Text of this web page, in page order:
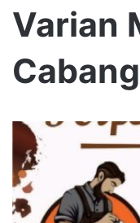
Varian